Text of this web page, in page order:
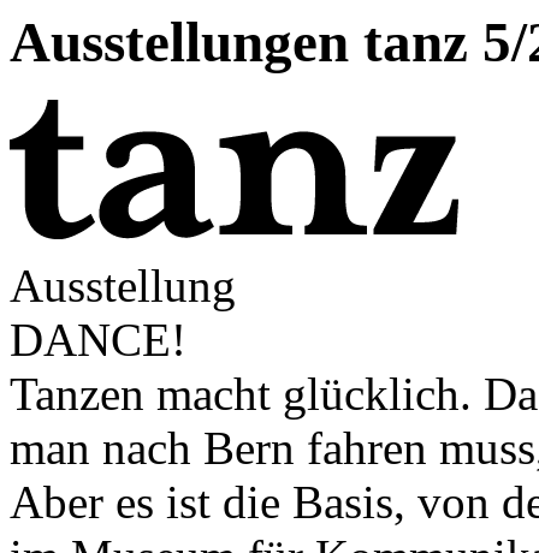
Ausstellungen tanz 5/
Ausstellung
DANCE!
Tanzen macht glücklich.
man nach Bern fahren
Aber es ist die Basis, von